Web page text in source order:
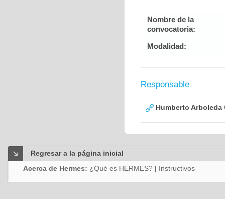
Nombre de la
convocatoria:
Modalidad:
Responsable
Humberto Arboleda
Regresar a la página inicial
Acerca de Hermes: ¿Qué es HERMES? | Instructivos